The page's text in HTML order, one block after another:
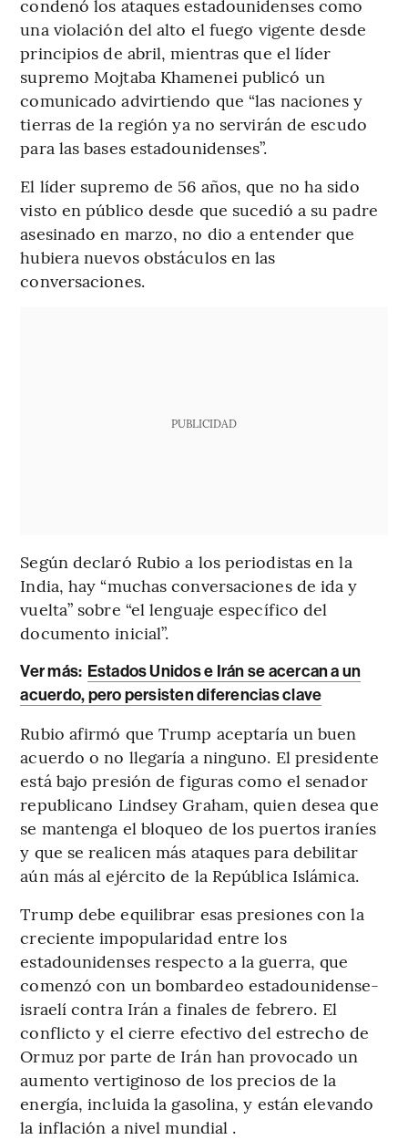
condenó los ataques estadounidenses como
una violación del alto el fuego vigente desde
principios de abril, mientras que el líder
supremo Mojtaba Khamenei publicó un
comunicado advirtiendo que “las naciones y
tierras de la región ya no servirán de escudo
para las bases estadounidenses”.
El líder supremo de 56 años, que no ha sido
visto en público desde que sucedió a su padre
asesinado en marzo, no dio a entender que
hubiera nuevos obstáculos en las
conversaciones.
PUBLICIDAD
Según declaró Rubio a los periodistas en la
India, hay “muchas conversaciones de ida y
vuelta” sobre “el lenguaje específico del
documento inicial”.
Ver más: Estados Unidos e Irán se acercan a un
acuerdo, pero persisten diferencias clave
Rubio afirmó que Trump aceptaría un buen
acuerdo o no llegaría a ninguno. El presidente
está bajo presión de figuras como el senador
republicano Lindsey Graham, quien desea que
se mantenga el bloqueo de los puertos iraníes
y que se realicen más ataques para debilitar
aún más al ejército de la República Islámica.
Trump debe equilibrar esas presiones con la
creciente impopularidad entre los
estadounidenses respecto a la guerra, que
comenzó con un bombardeo estadounidense-
israelí contra Irán a finales de febrero. El
conflicto y el cierre efectivo del estrecho de
Ormuz por parte de Irán han provocado un
aumento vertiginoso de los precios de la
energía, incluida la gasolina, y están elevando
la inflación a nivel mundial .